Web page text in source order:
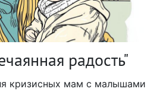
радость"
кризисных мам с малышами